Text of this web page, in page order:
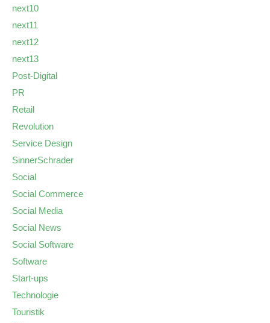
next10
next11
next12
next13
Post-Digital
PR
Retail
Revolution
Service Design
SinnerSchrader
Social
Social Commerce
Social Media
Social News
Social Software
Software
Start-ups
Technologie
Touristik